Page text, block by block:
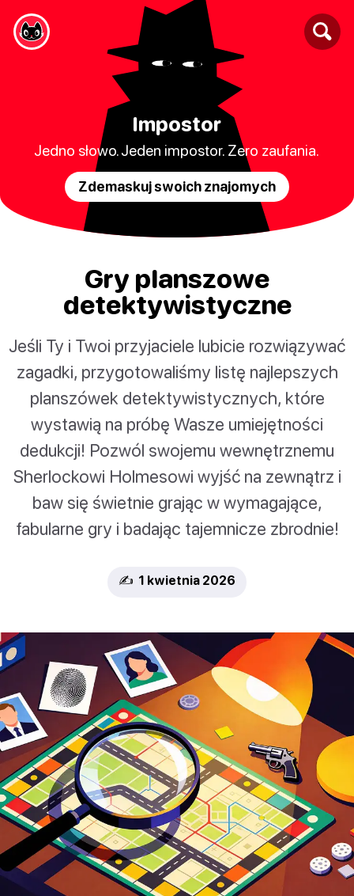
Impostor
Jedno słowo. Jeden impostor. Zero zaufania.
Zdemaskuj swoich znajomych
Gry planszowe
detektywistyczne
Jeśli Ty i Twoi przyjaciele lubicie rozwiązywać
zagadki, przygotowaliśmy listę najlepszych
planszówek detektywistycznych, które
wystawią na próbę Wasze umiejętności
dedukcji! Pozwól swojemu wewnętrznemu
Sherlockowi Holmesowi wyjść na zewnątrz i
baw się świetnie grając w wymagające,
fabularne gry i badając tajemnicze zbrodnie!
✍️ 1 kwietnia 2026